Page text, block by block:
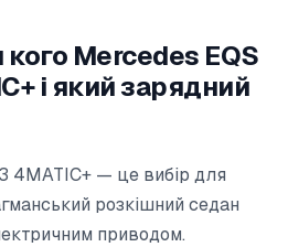
Mercedes EQS
і який зарядний
4MATIC+ — це вибір для
розкішний седан
приводом.